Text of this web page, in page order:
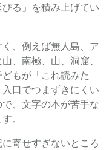
る」を積み上げてい
、例えば無人島、ア
、南極、山、洞窟、
もが「これ読みた
口でつまずきにくい
、文字の本が苦手な
。
寄せすぎないところ